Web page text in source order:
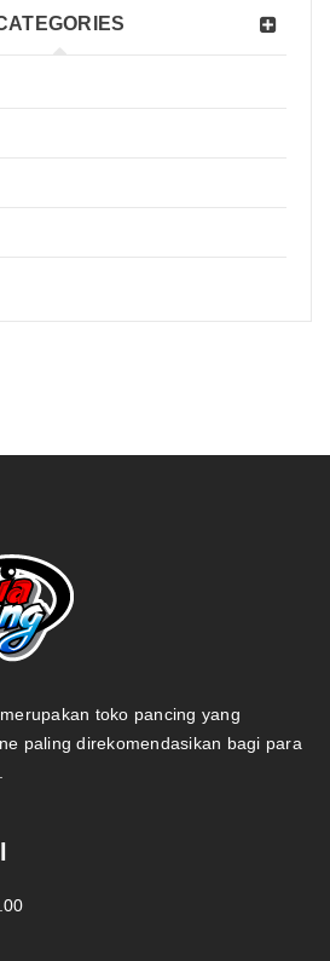
merupakan toko pancing yang
paling direkomendasikan bagi para